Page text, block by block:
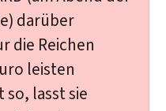
darüber
die Reichen
leisten
so, lasst sie